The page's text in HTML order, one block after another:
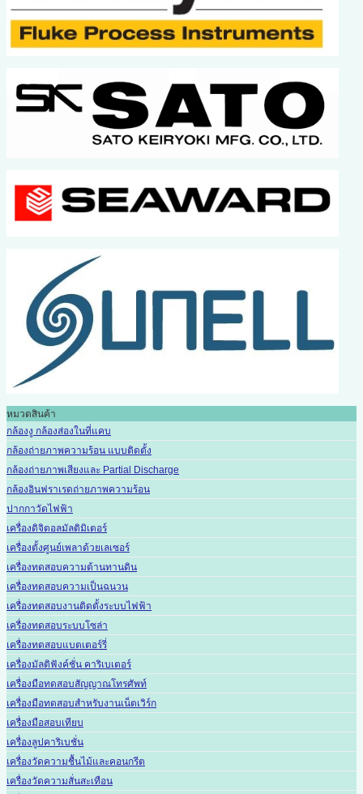
หมวดสินค้า
กล้องงู กล้องส่องในที่แคบ
กล้องถ่ายภาพความร้อน แบบติดตั้ง
กล้องถ่ายภาพเสียงและ Partial Discharge
กล้องอินฟราเรดถ่ายภาพความร้อน
ปากกาวัดไฟฟ้า
เครื่องดิจิตอลมัลติมิเตอร์
เครื่องตั้งศูนย์เพลาด้วยเลเซอร์
เครื่องทดสอบความต้านทานดิน
เครื่องทดสอบความเป็นฉนวน
เครื่องทดสอบงานติดตั้งระบบไฟฟ้า
เครื่องทดสอบระบบโซล่า
เครื่องทดสอบแบตเตอร์รี่
เครื่องมัลติฟังค์ชั่น คาริเบเตอร์
เครื่องมือทดสอบสัญญาณโทรศัพท์
เครื่องมือทดสอบสำหรับงานเน็ตเวิร์ก
เครื่องมือสอบเทียบ
เครื่องลูปคาริเบชั่น
เครื่องวัดความชื้นไม้และคอนกรีต
เครื่องวัดความสั่นสะเทือน